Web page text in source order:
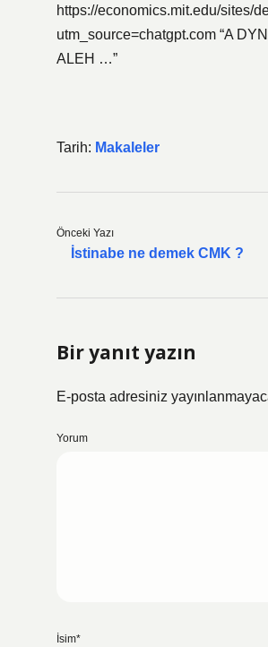
https://economics.mit.edu/sites/
utm_source=chatgpt.com “A
ALEH …”
Tarih: Makaleler
Önceki Yazı
İstinabe ne demek CMK ?
Bir yanıt yazın
E-posta adresiniz
Yorum
İsim*